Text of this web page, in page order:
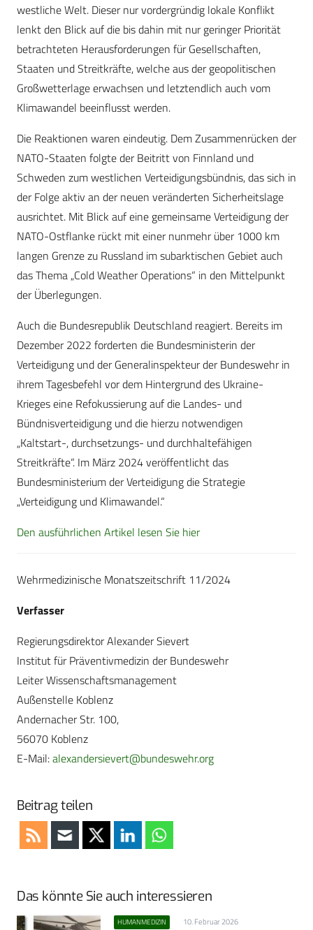
westliche Welt. Dieser nur vordergründig lokale Konflikt
lenkt den Blick auf die bis dahin mit nur geringer Priorität
betrachteten Herausforderungen für Gesellschaften,
Staaten und Streitkräfte, welche aus der geopolitischen
Großwetterlage erwachsen und letztendlich auch vom
Klimawandel beeinflusst werden.
Die Reaktionen waren eindeutig. Dem Zusammenrücken der
NATO-Staaten folgte der Beitritt von Finnland und
Schweden zum westlichen Verteidigungsbündnis, das sich in
der Folge aktiv an der neuen veränderten Sicherheitslage
ausrichtet. Mit Blick auf eine gemeinsame Verteidigung der
NATO-Ostflanke rückt mit einer nunmehr über 1000 km
langen Grenze zu Russland im subarktischen Gebiet auch
das Thema „Cold Weather Operations“ in den Mittelpunkt
der Überlegungen.
Auch die Bundesrepublik Deutschland reagiert. Bereits im
Dezember 2022 forderten die Bundesministerin der
Verteidigung und der Generalinspekteur der Bundeswehr in
ihrem Tagesbefehl vor dem Hintergrund des Ukraine-
Krieges eine Refokussierung auf die Landes- und
Bündnisverteidigung und die hierzu notwendigen
„Kaltstart-, durchsetzungs- und durchhaltefähigen
Streitkräfte“. Im März 2024 veröffentlicht das
Bundesministerium der Verteidigung die Strategie
„Verteidigung und Klimawandel.“
Den ausführlichen Artikel lesen Sie hier
Wehrmedizinische Monatszeitschrift 11/2024
Verfasser
Regierungsdirektor Alexander Sievert
Institut für Präventivmedizin der Bundeswehr
Leiter Wissenschaftsmanagement
Außenstelle Koblenz
Andernacher Str. 100,
56070 Koblenz
E-Mail:alexandersievert@bundeswehr.org
Beitrag teilen
Das könnte Sie auch interessieren
HUMANMEDIZIN 10. Februar 2026